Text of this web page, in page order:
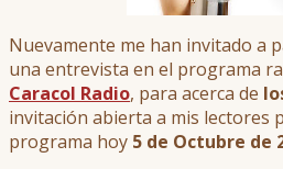
Nuevamente me han invitado a
una entrevista en el programa
Caracol Radio, para acerca de
invitación abierta a mis lectores
programa hoy 5 de Octubre de